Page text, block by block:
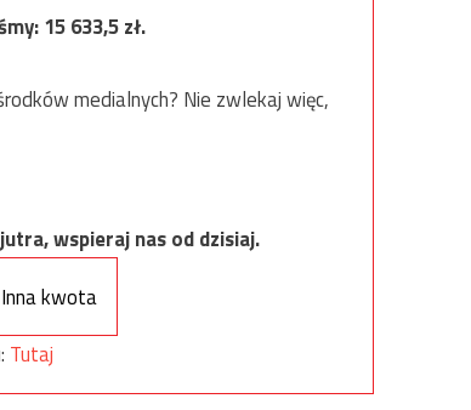
15 633,5zł.
medialnych? Nie zwlekaj więc,
wspieraj nas od dzisiaj.
Inna kwota
Tutaj